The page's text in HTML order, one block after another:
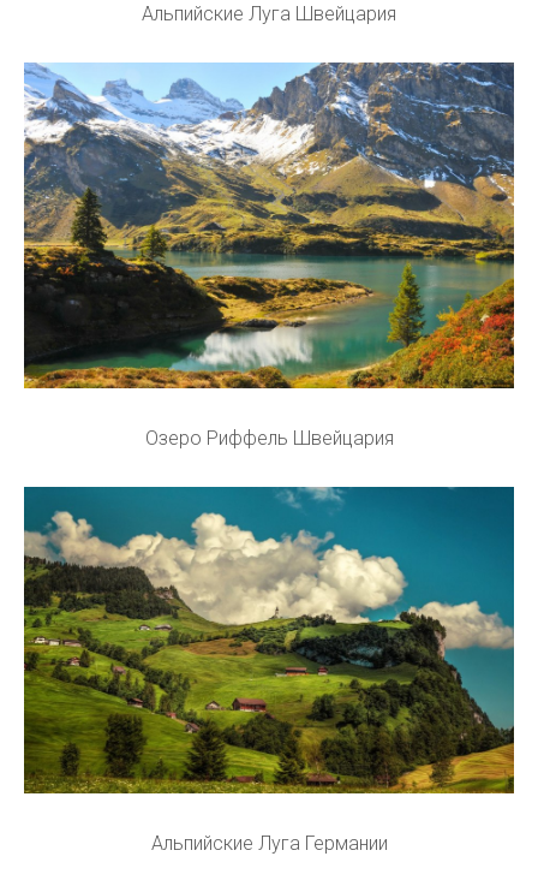
Альпийские Луга Швейцария
Озеро Риффель Швейцария
Альпийские Луга Германии